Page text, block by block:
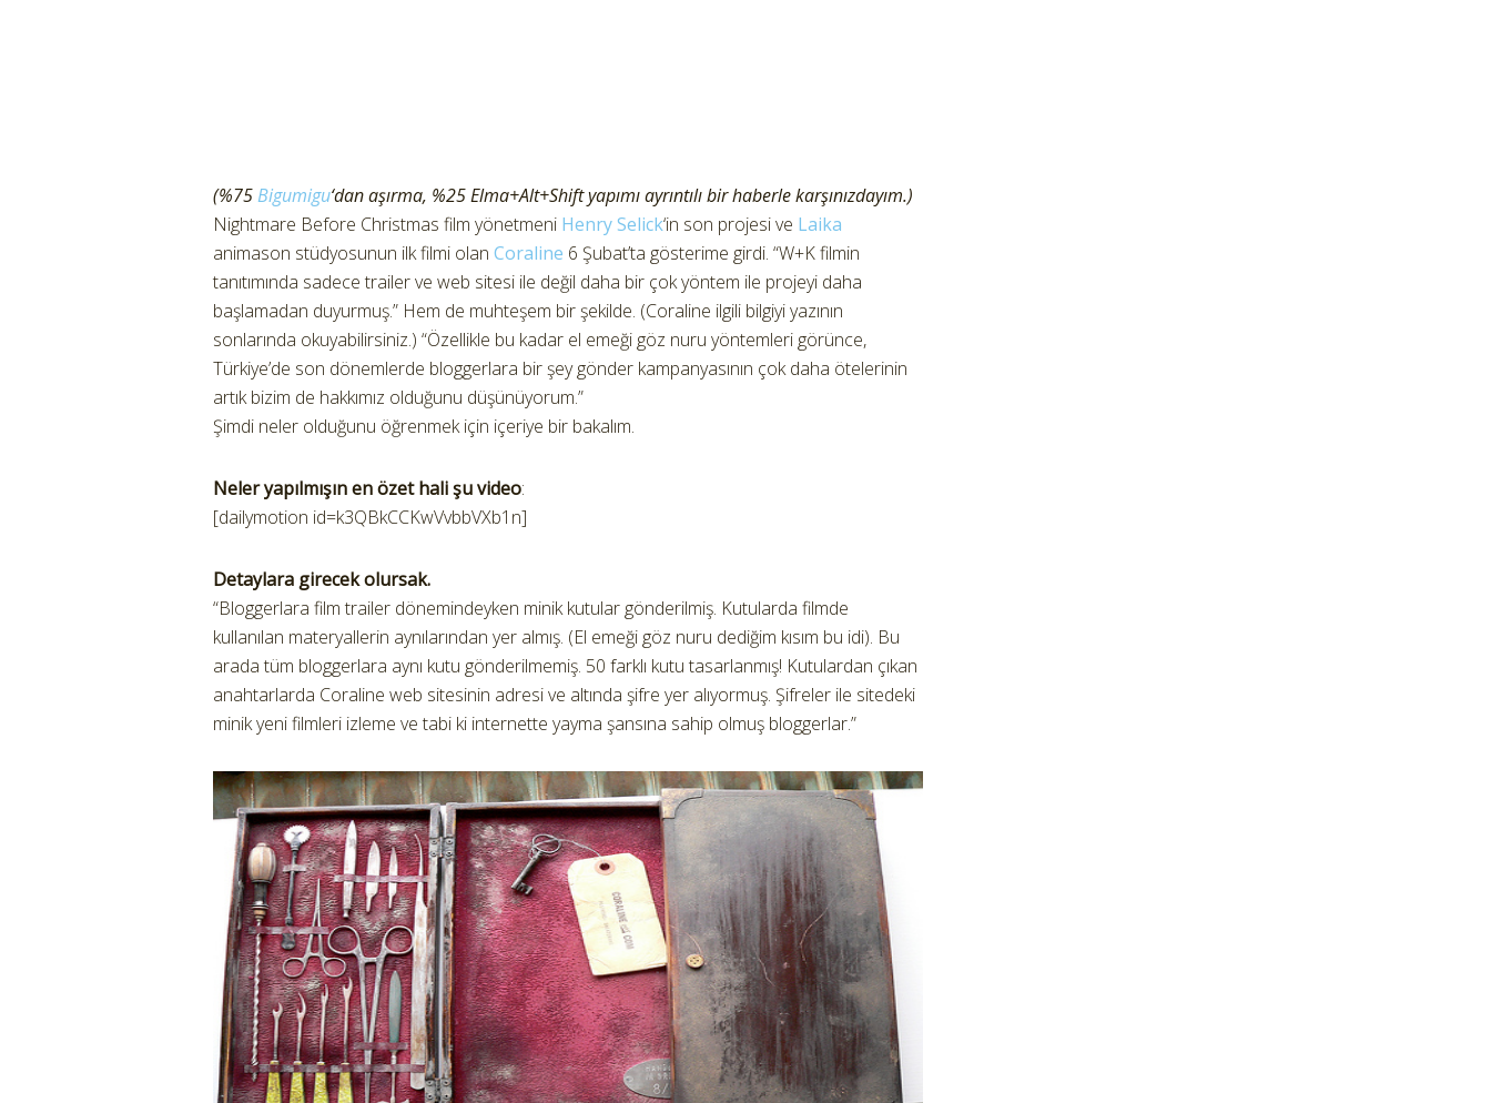
(%75Bigumigu‘dan aşırma, %25 Elma+Alt+Shift yapımı ayrıntılı bir haberle karşınızdayım.)
Nightmare Before Christmas film yönetmeni Henry Selick‘in son projesi ve Laika
animason stüdyosunun ilk filmi olan Coraline 6 Şubat’ta gösterime girdi. “W+K filmin
tanıtımında sadece trailer ve web sitesi ile değil daha bir çok yöntem ile projeyi daha
başlamadan duyurmuş.” Hem de muhteşem bir şekilde. (Coraline ilgili bilgiyi yazının
sonlarında okuyabilirsiniz.) “Özellikle bu kadar el emeği göz nuru yöntemleri görünce,
Türkiye’de son dönemlerde bloggerlara bir şey gönder kampanyasının çok daha ötelerinin
artık bizim de hakkımız olduğunu düşünüyorum.”
Şimdi neler olduğunu öğrenmek için içeriye bir bakalım.
Neler yapılmışın en özet hali şu video:
[dailymotion id=k3QBkCCKwVvbbVXb1n]
Detaylara girecek olursak.
“Bloggerlara film trailer dönemindeyken minik kutular gönderilmiş. Kutularda filmde
kullanılan materyallerin aynılarından yer almış. (El emeği göz nuru dediğim kısım bu idi). Bu
arada tüm bloggerlara aynı kutu gönderilmemiş. 50 farklı kutu tasarlanmış! Kutulardan çıkan
anahtarlarda Coraline web sitesinin adresi ve altında şifre yer alıyormuş. Şifreler ile sitedeki
minik yeni filmleri izleme ve tabi ki internette yayma şansına sahip olmuş bloggerlar.”